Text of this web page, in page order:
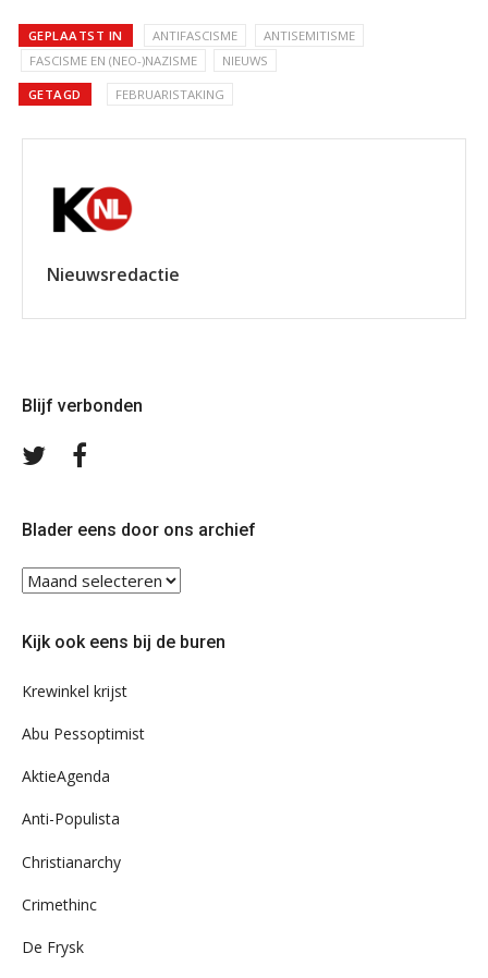
GEPLAATST IN ANTIFASCISME
ANTISEMITISME
FASCISME EN (NEO-)NAZISME
NIEUWS
GETAGD FEBRUARISTAKING
Nieuwsredactie
Blijf verbonden
Volg
Blader eens door ons archief
Blader
eens
ons
Kijk ook eens bij de buren
Krewinkel krijst
Abu Pessoptimist
AktieAgenda
Anti-Populista
Christianarchy
Crimethinc
De Frysk